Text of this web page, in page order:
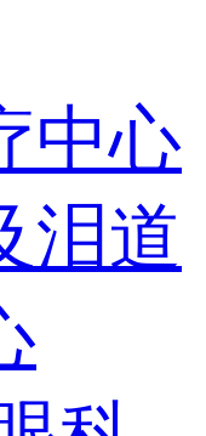
中心
泪道